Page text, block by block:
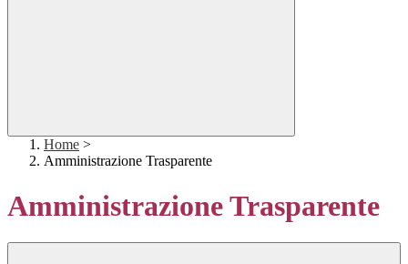
Home >
Amministrazione Trasparente
Amministrazione Trasparente